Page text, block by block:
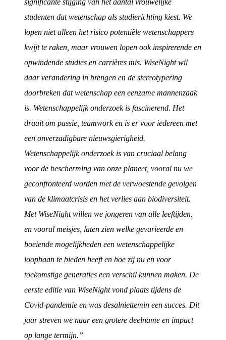
studenten dat wetenschap als studierichting kiest. We
lopen niet alleen het risico potentiële wetenschappers
kwijt te raken, maar vrouwen lopen ook inspirerende en
opwindende studies en carrières mis. WiseNight wil
daar verandering in brengen en de stereotypering
doorbreken dat wetenschap een eenzame mannenzaak
is. Wetenschappelijk onderzoek is fascinerend. Het
draait om passie, teamwork en is er voor iedereen met
een onverzadigbare nieuwsgierigheid.
Wetenschappelijk onderzoek is van cruciaal belang
voor de bescherming van onze planeet, vooral nu we
geconfronteerd worden met de verwoestende gevolgen
van de klimaatcrisis en het verlies aan biodiversiteit.
Met WiseNight willen we jongeren van alle leeftijden,
en vooral meisjes, laten zien welke gevarieerde en
boeiende mogelijkheden een wetenschappelijke
loopbaan te bieden heeft en hoe zij nu en voor
toekomstige generaties een verschil kunnen maken. De
eerste editie van WiseNight vond plaats tijdens de
Covid-pandemie en was desalniettemin een succes. Dit
jaar streven we naar een grotere deelname en impact
op lange termijn.”